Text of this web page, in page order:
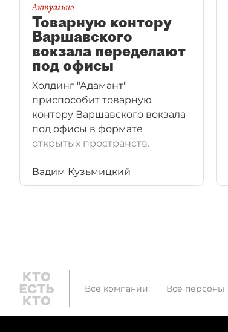
Актуально
Товарную контору
Варшавского
вокзала переделают
под офисы
Холдинг "Адамант"
приспособит товарную
контору Варшавского вокзала
под офисы в формате
открытых пространств.
Вадим Кузьмицкий
Все компании Все персоны